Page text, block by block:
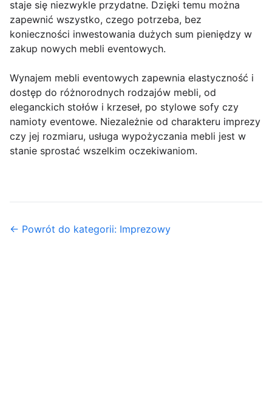
staje się niezwykle przydatne. Dzięki temu można
zapewnić wszystko, czego potrzeba, bez
konieczności inwestowania dużych sum pieniędzy w
zakup nowych mebli eventowych.
Wynajem mebli eventowych zapewnia elastyczność i
dostęp do różnorodnych rodzajów mebli, od
eleganckich stołów i krzeseł, po stylowe sofy czy
namioty eventowe. Niezależnie od charakteru imprezy
czy jej rozmiaru, usługa wypożyczania mebli jest w
stanie sprostać wszelkim oczekiwaniom.
← Powrót do kategorii: Imprezowy